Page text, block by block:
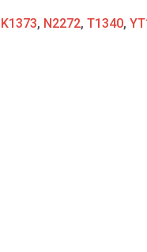
K1373, N2272, T1340,